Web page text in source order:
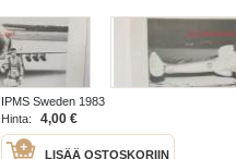
Scala 1/1983
IPMS Sweden 1983
Hinta:
4,00 €
LISÄÄ OSTOSKORIIN